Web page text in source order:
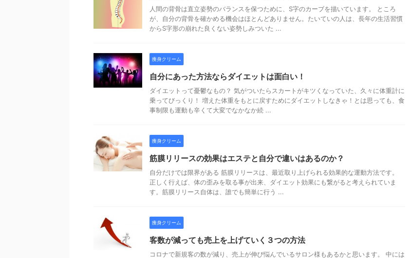
人間の背骨は直立姿勢のバランスを保つために、S字のカーブを描いています。 ところ
が、自分の背骨を確かめる機会はほとんどありません。たいていの人は、長年の生活習慣
からS字形の崩れた良くない姿勢しみついた ...
痩身クリーム
自分にあった方法ならダイエットは面白い！
ダイエットって憂鬱なもの？ 気がついたらスカートがキツくなっていた、久々に体重計に
乗ってびっくり！ 増えた体重をもとに戻すためにダイエットしなきゃ！とは思っても、食
事制限も運動も辛くて大変でなかなか続 ...
痩身クリーム
筋膜リリースの効果はエステと自分で違いはあるのか？
自分だけでは限界がある 筋膜リリースは、最近取り上げられる効果的な運動方法です。
正しく行えば、体の歪みを取る事が出来、ダイエット効果にも繋がると考えられていま
す。筋膜リリース自体は、誰でも簡単に行う ...
痩身クリーム
客数が減っても売上を上げていく３つの方法
コロナで新規客の数が減り、売上が伸び悩んでいるサロン様もあるかと思います。 中には